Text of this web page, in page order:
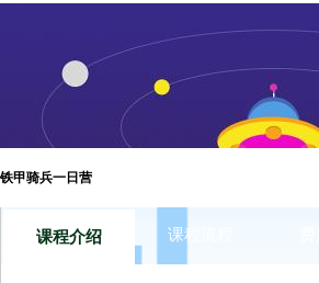
铁甲骑兵一日营 “马”上成长，英
成长之旅！ 活动特色 让孩子们策马
铁甲骑兵一日营
课程介绍 课程流程